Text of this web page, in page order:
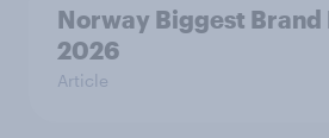
Norway Biggest Brand
2026
Article